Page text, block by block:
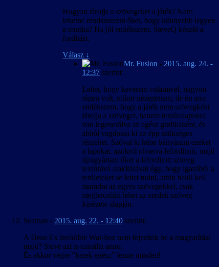
Hogyan tárolja a szövegeket a játék? Nem
lehetne rendszerezni őket, hogy könnyebb legyen
a munka? Ha jól emlékszem, SteveQ készíti a
fordítást.
Válasz ↓
Mr. Fusion - 2015. aug. 24. -
12:37 szerint:
Lehet, hogy keverem valamivel, nagyon
régen volt, mikor nézegettem, de én arra
emlékszem, hogy a játék nem szövegként
tárolja a szöveget, hanem textúralapokra
van legenerálva az egész grafikaként, és
abból vagdossa ki az épp szükséges
részeket. Szóval ki kéne bányászni ezeket
a lapokat, azokról olvasva lefordítani, majd
újragyártani őket a lefordított szöveg
textúrává alakításával úgy, hogy igazából a
területeket se lehet tudni, amin belül kell
maradni az egyes szövegekkel, csak
megbecsülni lehet az eredeti szöveg
kinézete alapján.
Seaman - 2015. aug. 22. - 12:40 szerint:
A Deus Ex Invidible War-hoz nem fejezitek be a magyarítást
majd? Steve azt is csinálta anno.
És akkor végre “kerek egész” lenne minden!